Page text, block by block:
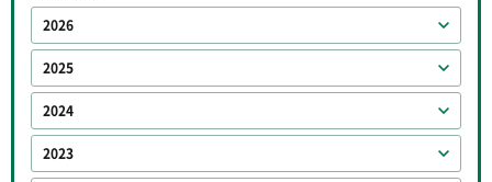
2026
2025
2024
2023